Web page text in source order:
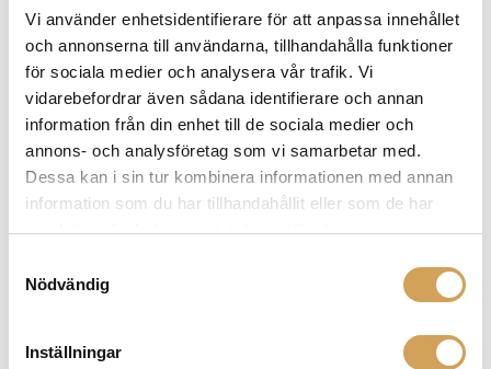
Vi använder enhetsidentifierare för att anpassa innehållet
och annonserna till användarna, tillhandahålla funktioner
för sociala medier och analysera vår trafik. Vi
vidarebefordrar även sådana identifierare och annan
information från din enhet till de sociala medier och
annons- och analysföretag som vi samarbetar med.
Dessa kan i sin tur kombinera informationen med annan
information som du har tillhandahållit eller som de har
samlat in när du har använt deras tjänster.
Nödvändig
Inställningar
Platter
300 mm aluminium (TPE
damped)
Main bearing
Inverted stainless steel with
ceramic ball with antimagnetic
support
variance
Signal to